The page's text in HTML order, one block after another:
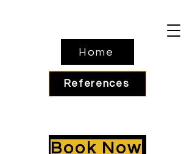
Home
Book Now
References